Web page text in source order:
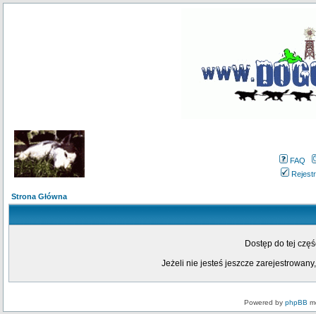
FAQ
Strona Główna
Dostęp do tej
Jeżeli nie jesteś jeszcze
Powered by phpBB